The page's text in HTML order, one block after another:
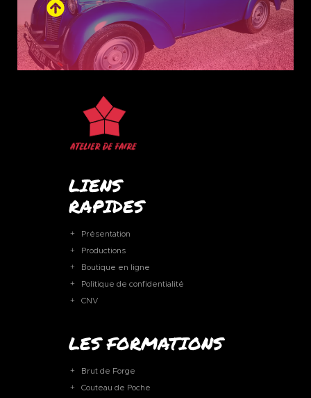
LIENS
RAPIDES
Présentation
Productions
Boutique en ligne
Politique de confidentialité
CNV
LES FORMATIONS
Brut de Forge
Couteau de Poche